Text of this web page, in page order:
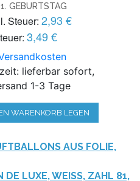
GEBURTSTAG
Steuer: 2,93 €
3,49 €
lieferbar sofort,
1-3 Tage
WARENKORB LEGEN
AUS FOLIE,
DE LUXE, WEISS, ZAHL 81, O